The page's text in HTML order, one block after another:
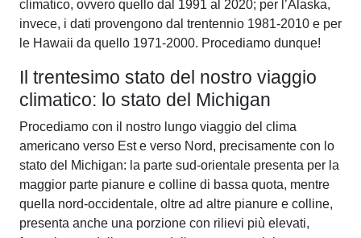
climatico, ovvero quello dal 1991 al 2020; per l’Alaska,
invece, i dati provengono dal trentennio 1981-2010 e per
le Hawaii da quello 1971-2000. Procediamo dunque!
Il trentesimo stato del nostro viaggio
climatico: lo stato del Michigan
Procediamo con il nostro lungo viaggio del clima
americano verso Est e verso Nord, precisamente con lo
stato del Michigan: la parte sud-orientale presenta per la
maggior parte pianure e colline di bassa quota, mentre
quella nord-occidentale, oltre ad altre pianure e colline,
presenta anche una porzione con rilievi più elevati,